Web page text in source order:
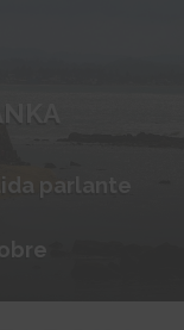
parlante